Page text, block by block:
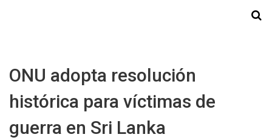
ONU adopta resolución
histórica para víctimas de
guerra en Sri Lanka